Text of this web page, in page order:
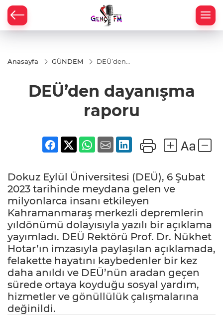
Anasayfa GÜNDEM
DEÜ’den
DEÜ’den dayanışma
raporu
Dokuz Eylül Üniversitesi (DEÜ), 6 Şubat
2023 tarihinde meydana gelen ve
milyonlarca insanı etkileyen
Kahramanmaraş merkezli depremlerin
yıldönümü dolayısıyla yazılı bir açıklama
yayımladı. DEÜ Rektörü Prof. Dr. Nükhet
Hotar’ın imzasıyla paylaşılan açıklamada,
felakette hayatını kaybedenler bir kez
daha anıldı ve DEÜ’nün aradan geçen
sürede ortaya koyduğu sosyal yardım,
hizmetler ve gönüllülük çalışmalarına
değinildi.